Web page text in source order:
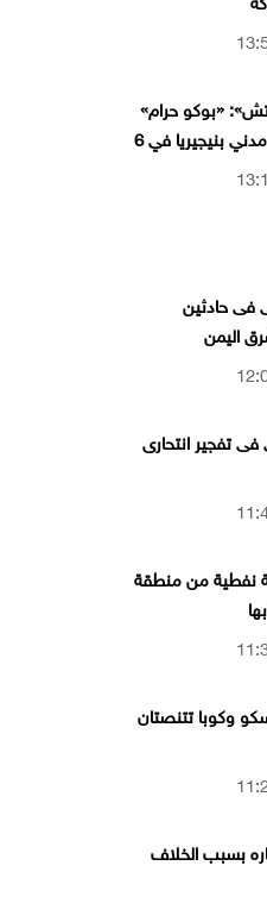
«بوكو حرام»
قتلت أكثر من ألفي مدني بنيجيريا في 6
حادثين
اليمن
تفجير انتحارى
نفطية من منطقة
وكوبا تتنصتان
بسبب الخلاف